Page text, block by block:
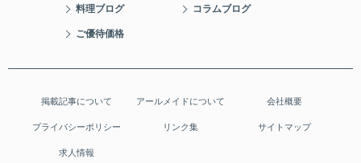
料理ブログ コラムブログ
ご優待価格
掲載記事について アールメイドについて 会社概要
プライバシーポリシー リンク集 サイトマップ
求人情報